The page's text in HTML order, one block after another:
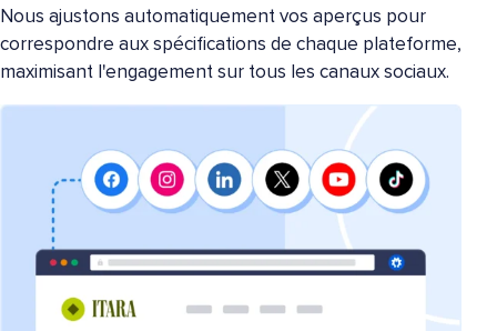
Nous ajustons automatiquement vos aperçus pour
correspondre aux spécifications de chaque plateforme,
maximisant l'engagement sur tous les canaux sociaux.